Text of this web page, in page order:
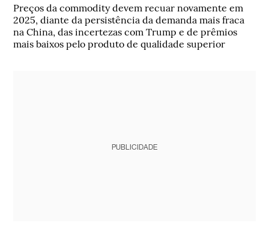
Preços da commodity devem recuar novamente em
2025, diante da persistência da demanda mais fraca
na China, das incertezas com Trump e de prêmios
mais baixos pelo produto de qualidade superior
PUBLICIDADE